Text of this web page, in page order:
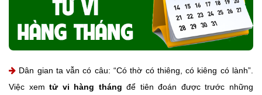
Dân gian ta vẫn có câu: “Có thờ có thiêng, có kiêng có lành”.
Việc xemtử vi hàng tháng để tiên đoán được trước những